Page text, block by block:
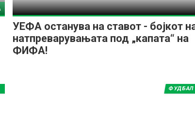
УЕФА останува на ставот - бојкот
натпреварувањата под „капата“ на
ФИФА!
ФУДБАЛ